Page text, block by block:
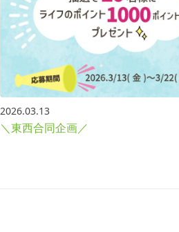
2026.03.13
＼東西合同企画／